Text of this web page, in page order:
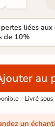
liées
de 10%
au
- Livré sous
un